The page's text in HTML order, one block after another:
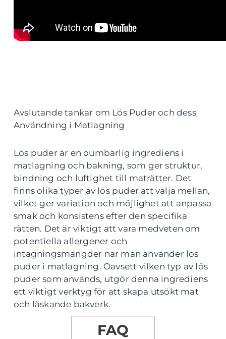
Avslutande tankar om Lös Puder och dess
Användning i Matlagning
Lös puder är en oumbärlig ingrediens i
matlagning och bakning, som ger struktur,
bindning och luftighet till maträtter. Det
finns olika typer av lös puder att välja mellan,
vilket ger variation och möjlighet att anpassa
smak och konsistens efter den specifika
rätten. Det är viktigt att vara medveten om
potentiella allergener och
intagningsmängder när man använder lös
puder i matlagning. Oavsett vilken typ av lös
puder som används, utgör denna ingrediens
ett viktigt verktyg för att skapa utsökt mat
och läskande bakverk.
FAQ